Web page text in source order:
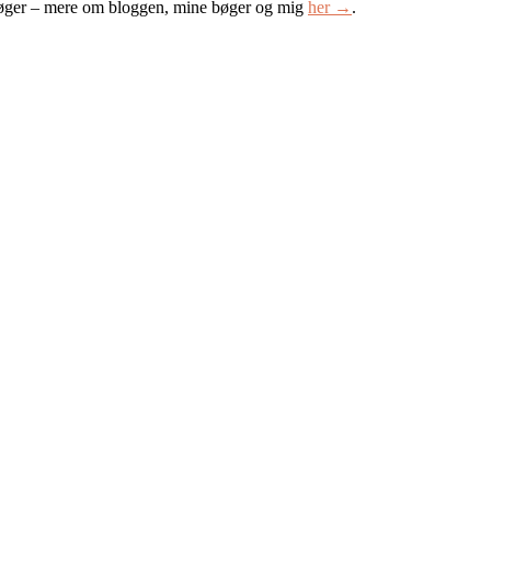
– mere om bloggen, mine bøger og mig her → .